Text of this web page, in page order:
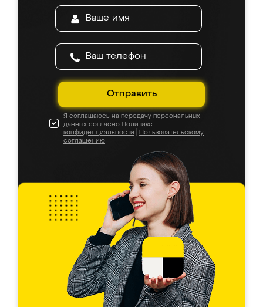
Отправить
Я соглашаюсь на передачу персональных
данных согласно Политике
конфиденциальности
Пользовательскому
соглашению